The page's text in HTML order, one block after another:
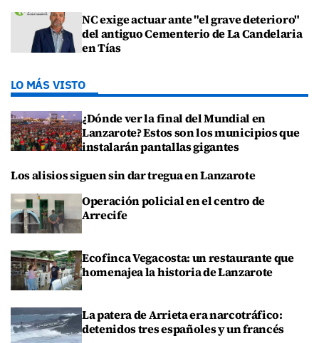
NC exige actuar ante "el grave deterioro"
del antiguo Cementerio de La Candelaria
en Tías
LO MÁS VISTO
¿Dónde ver la final del Mundial en
Lanzarote? Estos son los municipios que
instalarán pantallas gigantes
Los alisios siguen sin dar tregua en Lanzarote
Operación policial en el centro de
Arrecife
Ecofinca Vegacosta: un restaurante que
homenajea la historia de Lanzarote
La patera de Arrieta era narcotráfico:
detenidos tres españoles y un francés